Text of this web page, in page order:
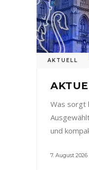
AKTUELL
Was sorgt
und
7. August 2026